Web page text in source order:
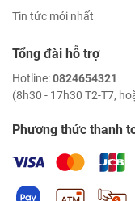
Tin tức mới nhất
Tổng đài hỗ trợ
Hotline:0824654321
(8h30 - 17h30 T2-T7,
Phương thức thanh